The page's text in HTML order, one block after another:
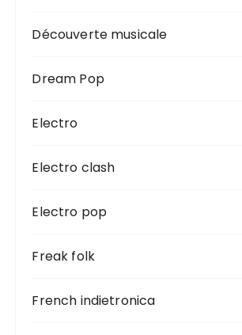
Découverte musicale
Dream Pop
Electro
Electro clash
Electro pop
Freak folk
French indietronica